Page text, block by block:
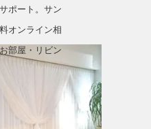
ポート。サン
オンライン相
部屋・リビン